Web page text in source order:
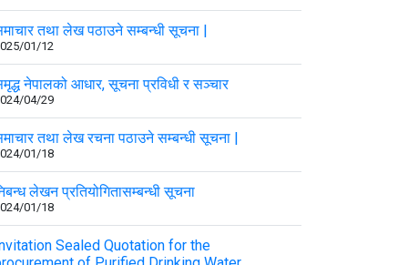
तथा लेख पठाउने सम्बन्धी सूचना |
01/12
नेपालको आधार, सूचना प्रविधी र सञ्चार
04/29
तथा लेख रचना पठाउने सम्बन्धी सूचना |
01/18
लेखन प्रतियोगितासम्बन्धी सूचना
01/18
Sealed Quotation for the